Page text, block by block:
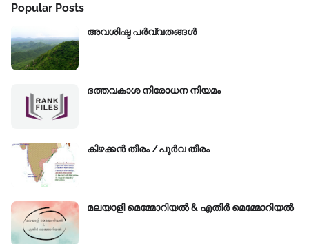
Popular Posts
അവശിഷ്ട പർവ്വതങ്ങൾ
ദത്തവകാശ നിരോധന നിയമം
കിഴക്കന്‍ തീരം /പൂർവ തീരം
മലയാളി മെമ്മോറിയൽ & എതിർ മെമ്മോറിയൽ